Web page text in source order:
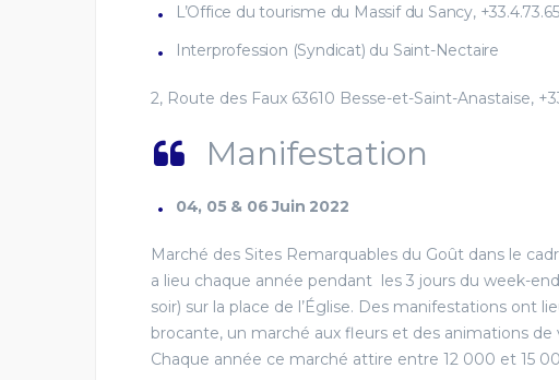
L’Office du tourisme du Massif du Sancy,
Interprofession (Syndicat) du Saint-Nectaire
2, Route des Faux 63610 Besse-et-Saint-Anastaise,
Manifestation
04, 05 & 06 Juin 2022
Marché des Sites Remarquables du Goût dans le
a lieu chaque année pendant les 3 jours du week-
soir) sur la place de l’Église. Des manifestations ont
brocante, un marché aux fleurs et des animations de
Chaque année ce marché attire entre 12 000 et 15